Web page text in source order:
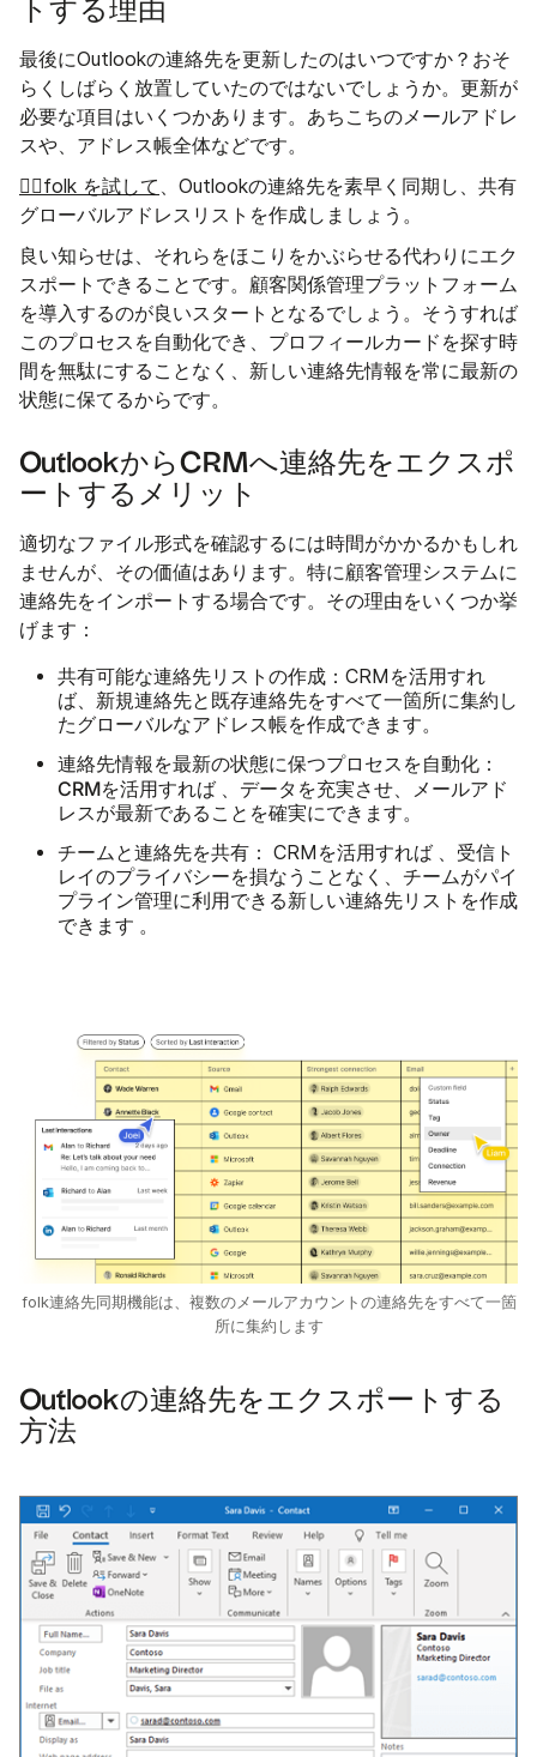
トする理由
最後にOutlookの連絡先を更新したのはいつですか？おそ
らくしばらく放置していたのではないでしょうか。更新が
必要な項目はいくつかあります。あちこちのメールアドレ
スや、アドレス帳全体などです。
👉🏼folk を試して
、Outlookの連絡先を素早く同期し、共有
グローバルアドレスリストを作成しましょう。
良い知らせは、それらをほこりをかぶらせる代わりにエク
スポートできることです。顧客関係管理プラットフォーム
を導入するのが良いスタートとなるでしょう。そうすれば
このプロセスを自動化でき、プロフィールカードを探す時
間を無駄にすることなく、新しい連絡先情報を常に最新の
状態に保てるからです。
OutlookからCRMへ連絡先をエクスポ
ートするメリット
適切なファイル形式を確認するには時間がかかるかもしれ
ませんが、その価値はあります。特に顧客管理システムに
連絡先をインポートする場合です。その理由をいくつか挙
げます：
共有可能な連絡先リストの作成： CRMを活用すれ
ば、新規連絡先と既存連絡先をすべて一箇所に集約し
たグローバルなアドレス帳を作成できます。
連絡先情報を最新の状態に保つプロセスを自動化：
CRMを活用すれば
、データを充実させ、メールアド
レスが最新であることを確実にできます。
チームと連絡先を共有： CRMを活用すれば
、受信ト
レイのプライバシーを損なうことなく、チームがパイ
プライン管理に利用できる新しい連絡先リストを作成
できます 。
folk連絡先同期機能は、複数のメールアカウントの連絡先をすべて一箇
所に集約します
Outlookの連絡先をエクスポートする
方法